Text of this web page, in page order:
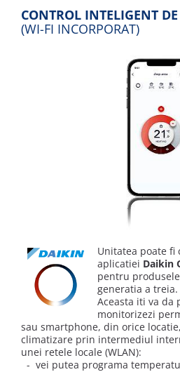
CONTROL INTELIGENT
(WI-FI INCORPORAT)
Unitatea poate
aplicatiei Daikin
pentru
generatia a treia.
Aceasta iti va da
monitorizezi
sau smartphone, din orice
climatizare prin intermediul
unei retele locale (WLAN):
- vei putea programa